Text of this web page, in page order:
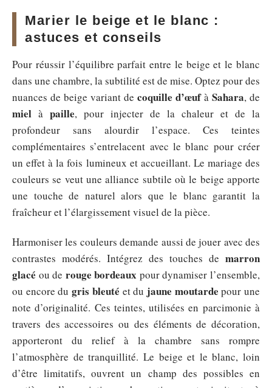
Marier le beige et le blanc :
astuces et conseils
Pour réussir l’équilibre parfait entre le beige et le blanc
dans une chambre, la subtilité est de mise. Optez pour des
nuances de beige variant de coquille d’œufà Sahara, de
miel à paille, pour injecter de la chaleur et de la
profondeur sans alourdir l’espace. Ces teintes
complémentaires s’entrelacent avec le blanc pour créer
un effet à la fois lumineux et accueillant. Le mariage des
couleurs se veut une alliance subtile où le beige apporte
une touche de naturel alors que le blanc garantit la
fraîcheur et l’élargissement visuel de la pièce.
Harmoniser les couleurs demande aussi de jouer avec des
contrastes modérés. Intégrez des touches de marron
glacé ou de rouge bordeaux pour dynamiser l’ensemble,
ou encore dugris bleuté et du jaune moutarde pour une
note d’originalité. Ces teintes, utilisées en parcimonie à
travers des accessoires ou des éléments de décoration,
apporteront du relief à la chambre sans rompre
l’atmosphère de tranquillité. Le beige et le blanc, loin
d’être limitatifs, ouvrent un champ des possibles en